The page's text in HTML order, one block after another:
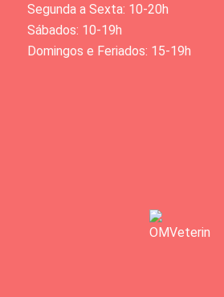
Segunda a Sexta: 10-20h
Sábados: 10-19h
Domingos e Feriados: 15-19h